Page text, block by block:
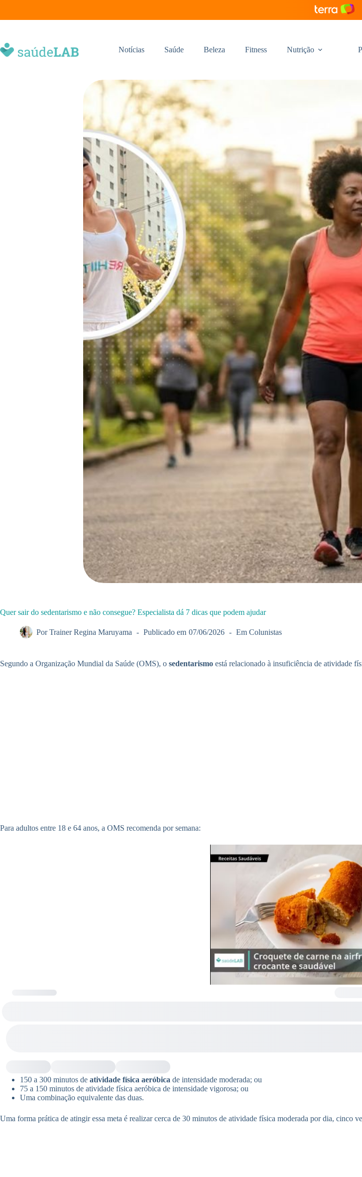
Notícias Saúde Beleza Fitness Nutrição
Quer sair do sedentarismo e não consegue? Especialista dá 7 dicas que podem ajudar
Por Trainer Regina Maruyama Publicado em 07/06/2026 Em Colunistas
Segundo a Organização Mundial da Saúde (OMS), o sedentarismo está relacionado à insuficiência de atividade
Para adultos entre 18 e 64 anos, a OMS recomenda por semana:
150 a 300 minutos de atividade física aeróbica de intensidade moderada; ou
75 a 150 minutos de atividade física aeróbica de intensidade vigorosa; ou
Uma combinação equivalente das duas.
Uma forma prática de atingir essa meta é realizar cerca de 30 minutos de atividade física moderada por dia, cinco